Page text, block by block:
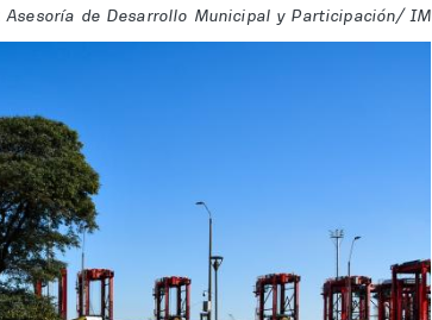
Asesoría de Desarrollo Municipal y Participación/ IM